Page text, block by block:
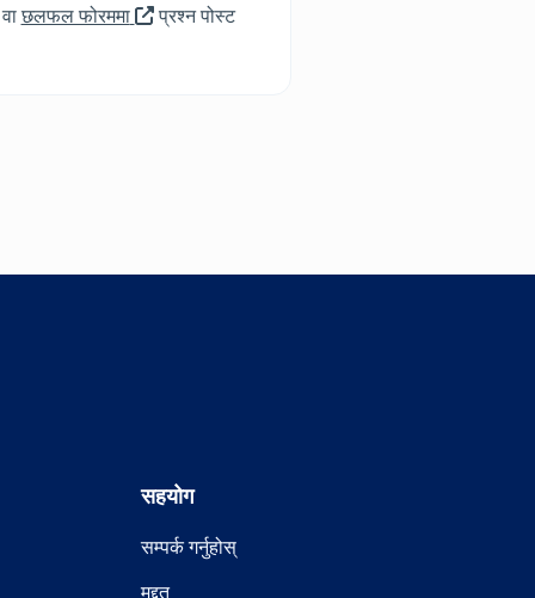
छलफल फोरममा
नयाँ
प्रश्न पोस्ट
सहयोग
सम्पर्क गर्नुहोस्
मद्दत